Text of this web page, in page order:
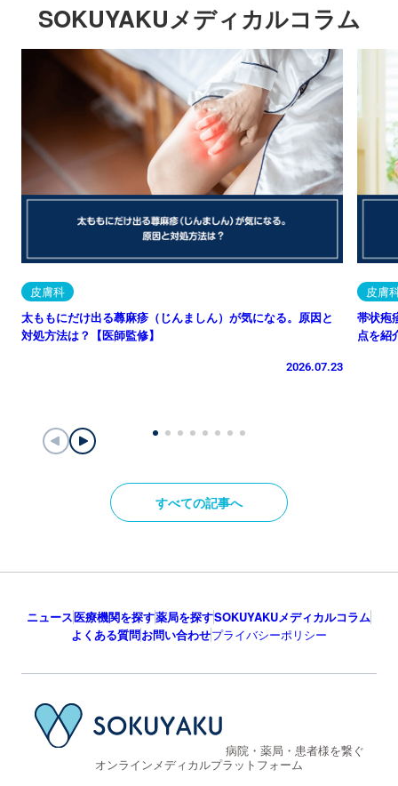
SOKUYAKUメディカルコラム
皮膚科
太ももにだけ出る蕁麻疹（じんましん）が気になる。原因と
対処方法は？【医師監修】
2026.07.23
皮膚
帯状疱
点を紹
すべての記事へ
ニュース医療機関を探す薬局を探すSOKUYAKUメディカルコラム
よくある質問お問い合わせプライバシーポリシー
病院・薬局・患者様を繋ぐ
オンラインメディカルプラットフォーム